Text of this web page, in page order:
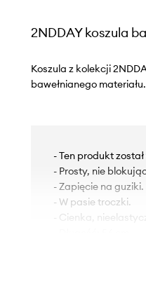
2NDDAY koszula
Koszula z kolekcji
bawełnianego materiału.
- Ten produkt
- Prosty, nie
- Zapięcie na guziki.
- W pasie troczki.
- Cienka,